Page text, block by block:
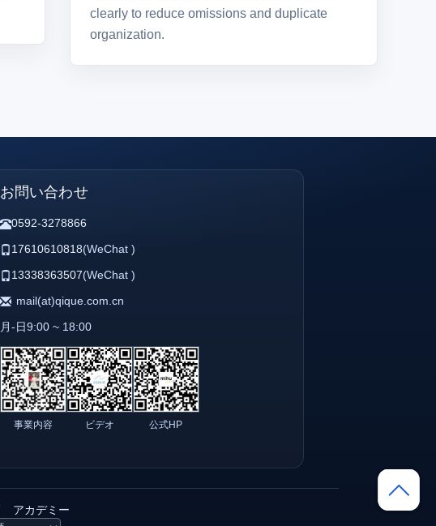
clearly to reduce omissions and duplicate
organization.
お問い合わせ
0592-3278866
17610610818(WeChat )
13338363507(WeChat )
mail(at)qique.com.cn
月-日9:00 ~ 18:00
事業内容 ビデオ 公式HP
アカデミー